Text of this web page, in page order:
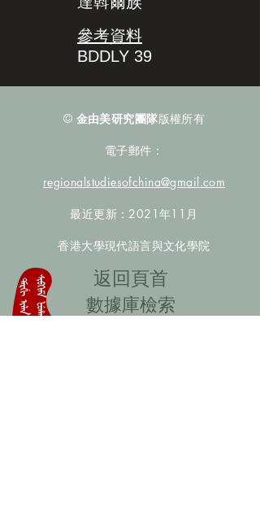
參考資料
BDDLY 39
© 金由美研究團隊版權所有
電子郵件：
regionalstudiesofchina@gmail.com
最近更新：2021年11月
香港大學現代語言與文化學院
​返回頁首
數據庫檢索